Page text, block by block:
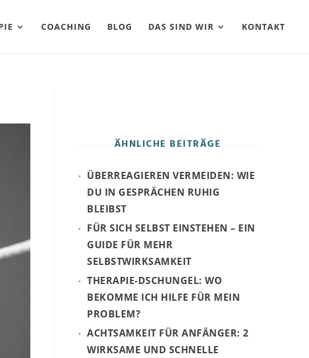
COACHING BLOG DAS SIND WIR KONTAKT
ÄHNLICHE BEITRÄGE
ÜBERREAGIEREN VERMEIDEN: WIE
DU IN GESPRÄCHEN RUHIG
BLEIBST
FÜR SICH SELBST EINSTEHEN – EIN
GUIDE FÜR MEHR
SELBSTWIRKSAMKEIT
THERAPIE-DSCHUNGEL: WO
BEKOMME ICH HILFE FÜR MEIN
PROBLEM?
ACHTSAMKEIT FÜR ANFÄNGER: 2
WIRKSAME UND SCHNELLE